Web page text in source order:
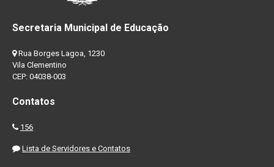
Secretaria Municipal de Educação
Rua Borges Lagoa, 1230
Vila Clementino
CEP: 04038-003
Contatos
156
Lista de Servidores e Contatos